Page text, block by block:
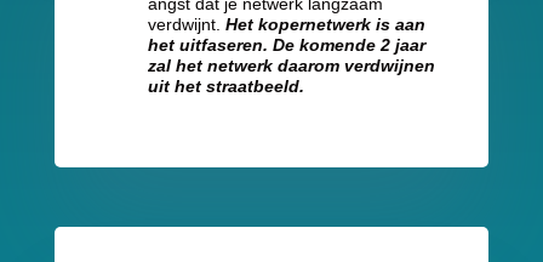
verdwijnt. Het kopernetwerk is aan
het uitfaseren. De komende 2 jaar
zal het netwerk daarom verdwijnen
uit het straatbeeld.